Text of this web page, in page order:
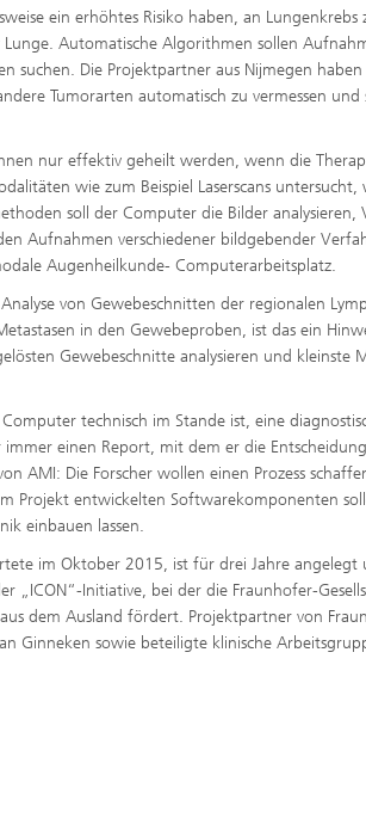
ein erhöhtes Risiko haben, an
Automatische Algorithmen sollen
suchen. Die Projektpartner aus Nijmegen
Tumorarten automatisch zu vermessen und
nur effektiv geheilt werden, wenn die
wie zum Beispiel Laserscans
soll der Computer die Bilder analysieren,
Aufnahmen verschiedener bildgebender
Augenheilkunde- Computerarbeitsplatz.
von Gewebeschnitten der regionalen
in den Gewebeproben, ist das ein
Gewebeschnitte analysieren und kleinste
technisch im Stande ist, eine
einen Report, mit dem er die
AMI: Die Forscher wollen einen Prozess
Projekt entwickelten Softwarekomponenten
einbauen lassen.
im Oktober 2015, ist für drei Jahre angelegt
„ICON“-Initiative, bei der die Fraunhofer-
dem Ausland fördert. Projektpartner von
Ginneken sowie beteiligte klinische